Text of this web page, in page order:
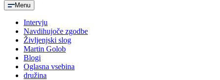
Menu
Intervju
Navdihujoče zgodbe
Življenjski slog
Martin Golob
Blogi
Oglasna vsebina
družina